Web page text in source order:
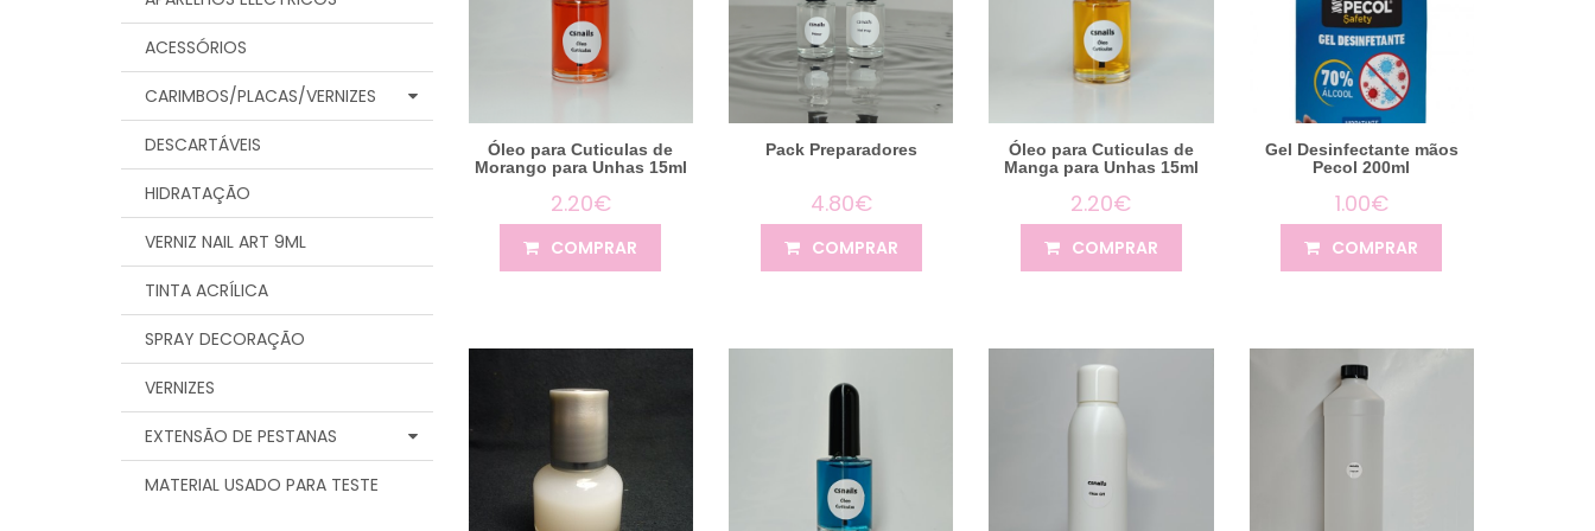
ACESSÓRIOS
CARIMBOS/PLACAS/VERNIZES
DESCARTÁVEIS
HIDRATAÇÃO
VERNIZ NAIL ART 9ML
TINTA ACRÍLICA
SPRAY DECORAÇÃO
VERNIZES
EXTENSÃO DE PESTANAS
MATERIAL USADO PARA TESTE
Óleo para Cuticulas de
Morango para Unhas 15ml
2.20€
COMPRAR
Pack Preparadores
4.80€
COMPRAR
Óleo para Cuticulas de
Manga para Unhas 15ml
2.20€
COMPRAR
Gel Desinfectante mãos
Pecol 200ml
1.00€
COMPRAR